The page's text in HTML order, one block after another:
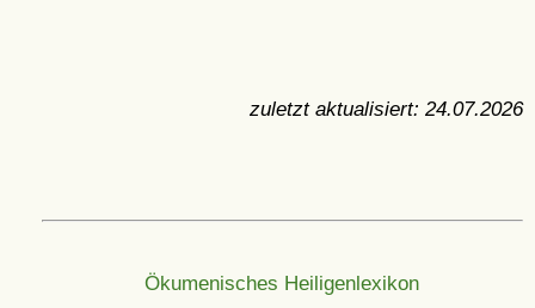
zuletzt aktualisiert: 24.07.2026
Ökumenisches Heiligenlexikon